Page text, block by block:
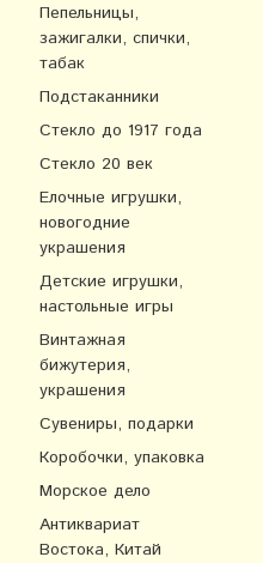
Пепельницы,
зажигалки, спички,
табак
Подстаканники
Стекло до 1917 года
Стекло 20 век
Елочные игрушки,
новогодние
украшения
Детские игрушки,
настольные игры
Винтажная
бижутерия,
украшения
Сувениры, подарки
Коробочки, упаковка
Морское дело
Антиквариат
Востока, Китай